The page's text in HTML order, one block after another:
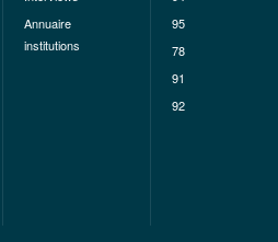
Annuaire
institutions
95
78
91
92